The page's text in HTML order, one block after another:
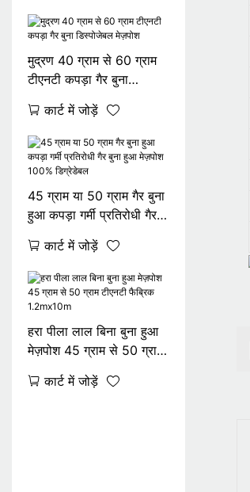
मुद्रण 40 ग्राम से 60 ग्राम
टीएनटी कपड़ा गैर बुना
कार्ट में जोड़ें
45 ग्राम या 50 ग्राम गैर बुना
हुआ कपड़ा गर्मी प्रतिरोधी गैर
डिग्रेडेबल
कार्ट में जोड़ें
हरा पीला लाल बिना बुना हुआ
मेज़पोश 45 ग्राम से 50 ग्राम
कार्ट में जोड़ें